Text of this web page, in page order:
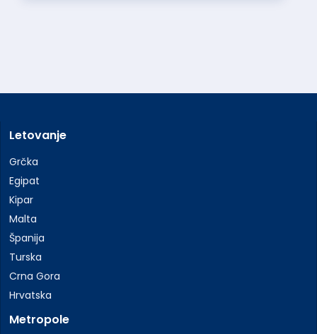
Letovanje
Grčka
Egipat
Kipar
Malta
Španija
Turska
Crna Gora
Hrvatska
Metropole